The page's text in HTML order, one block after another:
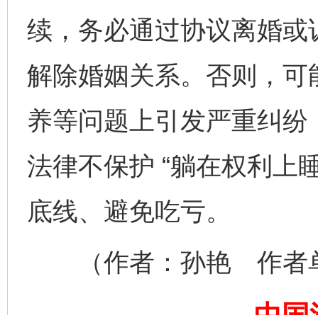
续，务必通过协议离婚
解除婚姻关系。否则，
养等问题上引发严重纠
法律不保护 “躺在权利上
底线、避免吃亏。
（作者：孙艳 作者单
完善运行机制助力责任有效落实